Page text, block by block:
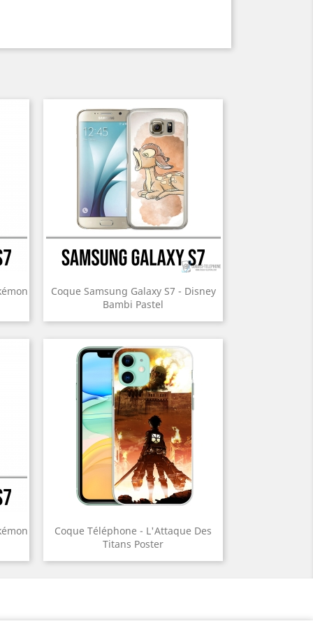
Coque Samsung Galaxy S7 - Disney
Bambi Pastel
Coque Téléphone - L'Attaque Des
Titans Poster